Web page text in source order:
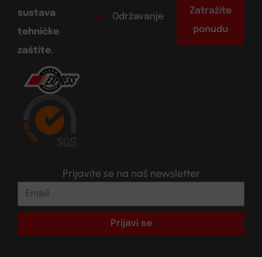
sustava
tehničke
zaštite.
Održavanje
Zatražite
ponudu
Prijavite se na naš newsletter
Prijavi se